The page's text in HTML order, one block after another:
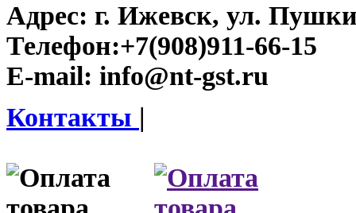
Адрес: г. Ижевск, ул.
Телефон:+7(908)911-66-15
E-mail: info@nt-gst.ru
Контакты |